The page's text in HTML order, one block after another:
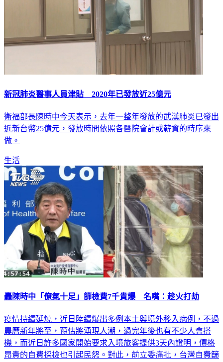
新冠肺炎醫事人員津貼 2020年已發放近25億元
衛福部長陳時中今天表示，去年一整年發放的武漢肺炎已發出
近新台幣25億元，發放時間依照各醫院會計或薪資的時序來
做。
生活
轟陳時中「僚氣十足」篩檢費7千貴爆 名嘴：趁火打劫
疫情持續延燒，近日陸續爆出多例本土與境外移入病例，不過
農曆新年將至，預估將湧現人潮，過完年後也有不少人會搭
機，而近日許多國家開始要求入境旅客提供3天內證明，價格
昂貴的自費採檢也引起民怨。對此，前立委痛批，台灣自費篩